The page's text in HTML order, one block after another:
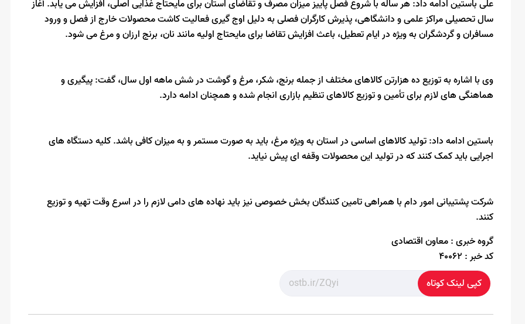
علی باستین ادامه داد: هر ساله با شروع فصل پاییز میزان مصرف و تقاضای استان برای مایحتاج غذایی اصلی، افزایش می یابد. آغاز
سال تحصیلی مراکز علمی و دانشگاهی، پذیرش کارگران فصلی به دلیل اوج گیری فعالیت کاشت محصولات خارج از فصل و ورود
مسافران و گردشگران به ویژه در ایام تعطیل، باعث افزایش تقاضا برای مایحتاج اولیه مانند نان، برنج ارزان و مرغ می شود.
وی با اشاره به توزیع ده هزارتن کالاهای مختلف از جمله برنج، شکر، مرغ و گوشت در شش ماهه اول سال، گفت: پیگیری و
هماهنگی های لازم برای تأمین و توزیع کالاهای تنظیم بازاری انجام شده و همچنان ادامه دارد.
باستین ادامه داد: تولید کالاهای اساسی در استان به ویژه مرغ، باید به صورت مستمر و به میزان کافی باشد. کلیه دستگاه های
اجرایی باید کمک کنند که در تولید این محصولات وقفه ای پیش نیاید.
شرکت پشتیبانی امور دام با همراهی تامین کنندگان بخش خصوصی نیز باید نهاده های دامی لازم را در اسرع وقت تهیه و توزیع
کنند.
گروه خبری :معاون اقتصادی
کد خبر : 40062
کپی لینک کوتاه